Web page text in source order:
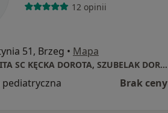
12 opinii
51, Brzeg • Mapa
NZOZ MED-VITA SC KĘCKA DOROTA, SZUBELAK DOROTA, KĘCKA KATARZYNA
Brak ceny